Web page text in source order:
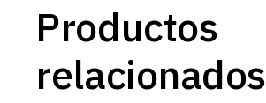
Productos
relacionados